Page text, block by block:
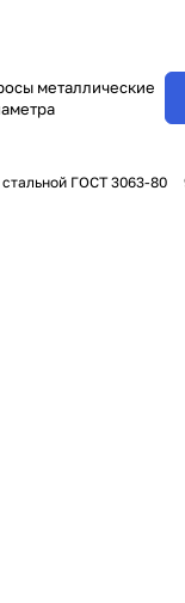
металлические
стальной ГОСТ 3063-80